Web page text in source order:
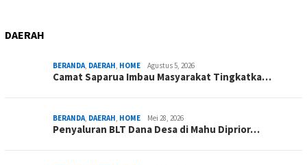
DAERAH
BERANDA, DAERAH, HOME Agustus 5, 2026
Camat Saparua Imbau Masyarakat Tingkatka…
BERANDA, DAERAH, HOME Mei 28, 2026
Penyaluran BLT Dana Desa di Mahu Diprior…